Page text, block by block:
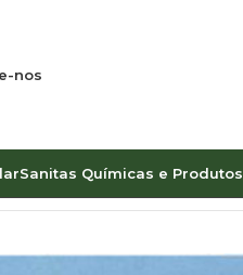
nos
Sanitas Químicas e Produtos